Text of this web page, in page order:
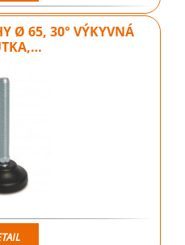
Ø 65, 30° VÝKYVNÁ